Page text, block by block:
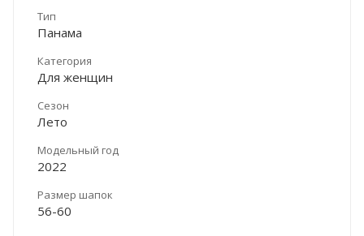
Тип
Панама
Категория
Для женщин
Сезон
Лето
Модельный год
2022
Размер шапок
56-60